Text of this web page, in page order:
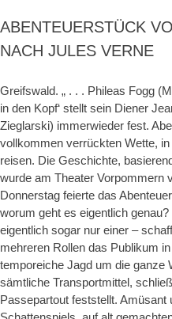
ABENTEUERSTÜCK
NACH JULES VERNE
Greifswald. „ . . . Phileas Fogg
in den Kopf‘ stellt sein Diener
Zieglarski) immerwieder fest.
vollkommen verrückten Wette,
reisen. Die Geschichte,
wurde am Theater Vorpommern
Donnerstag feierte das
worum geht es eigentlich
eigentlich sogar nur einer –
mehreren Rollen das Publikum
temporeiche Jagd um die ganze
sämtliche Transportmittel,
Passepartout feststellt.